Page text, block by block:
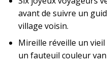
avant de suivre un
village voisin.
Mireille réveille un
un fauteuil couleur